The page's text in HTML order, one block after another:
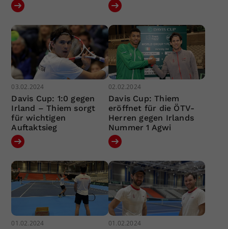
03.02.2024
Davis Cup: 1:0 gegen
Irland – Thiem sorgt
für wichtigen
Auftaktsieg
02.02.2024
Davis Cup: Thiem
eröffnet für die ÖTV-
Herren gegen Irlands
Nummer 1 Agwi
01.02.2024 01.02.2024